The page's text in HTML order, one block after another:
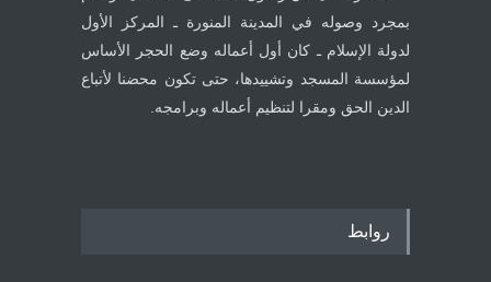
بمجرد وصوله في المدينة المنورة ـ المركز الأول
لدولة الإسلام ـ كان أول أعماله وضع الحجر الأساس
لمؤسسة المسجد وتشييدها، حتى تكون محضنا لأتباع
الدين الحق ومقرا لتنظيم أعماله وبرامجه.
روابط